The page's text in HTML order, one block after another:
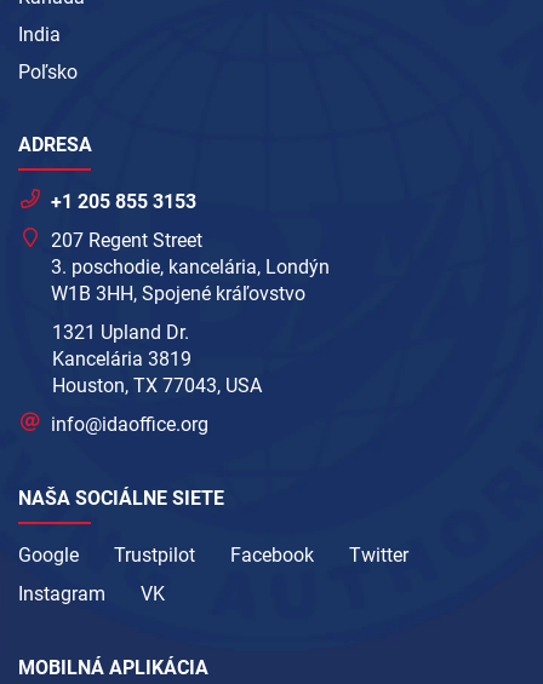
India
Poľsko
ADRESA
+1 205 855 3153
207 Regent Street
3. poschodie, kancelária, Londýn
W1B 3HH, Spojené kráľovstvo
1321 Upland Dr.
Kancelária 3819
Houston, TX 77043, USA
info@idaoffice.org
NAŠA SOCIÁLNE SIETE
Google Trustpilot Facebook
Twitter
Instagram
VK
MOBILNÁ APLIKÁCIA